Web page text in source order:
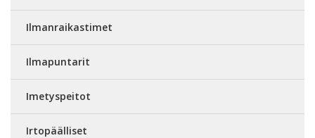
Ilmanraikastimet
Ilmapuntarit
Imetyspeitot
Irtopäälliset